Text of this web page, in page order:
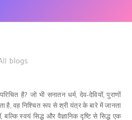
blogs
है? जो भी सनातन धर्म, देव-देवियों, पुराणों
है, वह निश्चित रूप से श्री यंत्र के बारे में जानता
स्वयं सिद्ध और वैज्ञानिक दृष्टि से सिद्ध एक